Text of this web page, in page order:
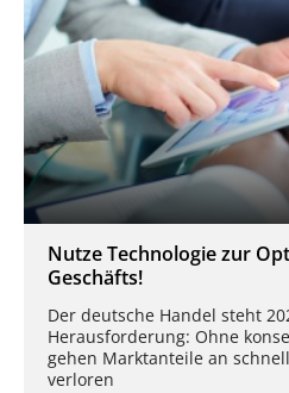
Nutze Technologie zur
Geschäfts!
Der deutsche Handel steht
Herausforderung: Ohne
gehen Marktanteile an
verloren